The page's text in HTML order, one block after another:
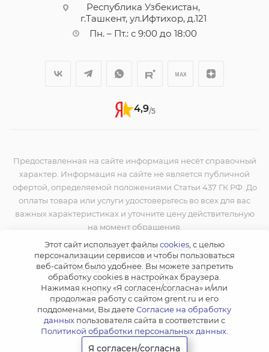
Республика Узбекистан,
г.Ташкент, ул.Ифтихор, д.121
Пн. – Пт.: с 9:00 до 18:00
4,9/5
Предоставленная на сайте информация несёт справочный
характер. Информация на сайте не является публичной
офертой, определяемой положениями Статьи 437 ГК РФ. До
оплаты товара или услуги удостоверьтесь во всех для вас
важных характеристиках и уточните цену действительную
на момент обращения.
Политика конфиденциальности
Согласие на обработку персональных данных
Политика обработки cookie-файлов
Согласие на получение рекламы
Правила пользования сайтом
2026 © ООО "ГРЭНТ"
Этот сайт использует файлы cookies, с целью
персонализации сервисов и чтобы пользоваться
веб-сайтом было удобнее. Вы можете запретить
обработку сookies в настройках браузера.
Нажимая кнопку «Я согласен/согласна» и/или
продолжая работу с сайтом grent.ru и его
поддоменами, Вы даетеСогласие на обработку
данныхпользователя сайта в соответствии с
Политикой обработки персональных данных.
Я согласен/согласна